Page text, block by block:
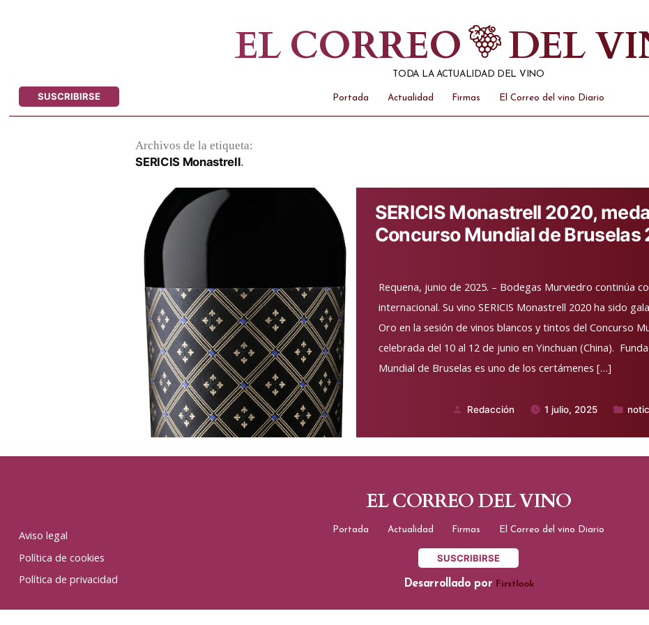
EL CORREO DEL
TODA LA ACTUALIDAD DEL VINO
SUSCRIBIRSE Portada Actualidad Firmas El Correo del vino Diario
Archivos de la etiqueta:
SERICIS Monastrell
SERICIS Monastrell 2020,
Concurso Mundial de Bruselas
Requena, junio de 2025. – Bodegas Murviedro continúa
internacional. Su vino SERICIS Monastrell 2020 ha sido
Oro en la sesión de vinos blancos y tintos del Concurso
celebrada del 10 al 12 de junio en Yinchuan (China).
Mundial de Bruselas es uno de los certámenes […]
Publicado
Redacción 1 julio, 2025
Publicado
Aviso legal
Política de cookies
Política de privacidad
EL CORREO DEL VINO
Portada Actualidad Firmas El Correo del vino Diario
SUSCRIBIRSE
Desarrollado por Firstlook